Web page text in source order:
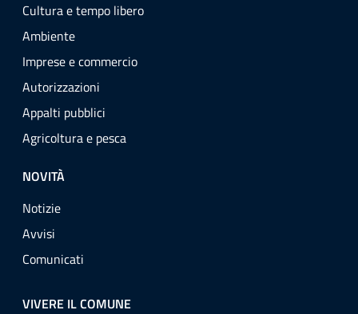
Cultura e tempo libero
Ambiente
Imprese e commercio
Autorizzazioni
Appalti pubblici
Agricoltura e pesca
NOVITÀ
Notizie
Avvisi
Comunicati
VIVERE IL COMUNE